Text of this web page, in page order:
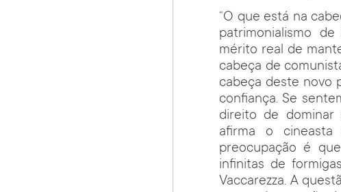
“O que está na
patrimonialismo
mérito real de
cabeça de
cabeça deste novo
confiança. Se
direito de dominar
afirma o cineasta
preocupação é
infinitas de
Vaccarezza. A